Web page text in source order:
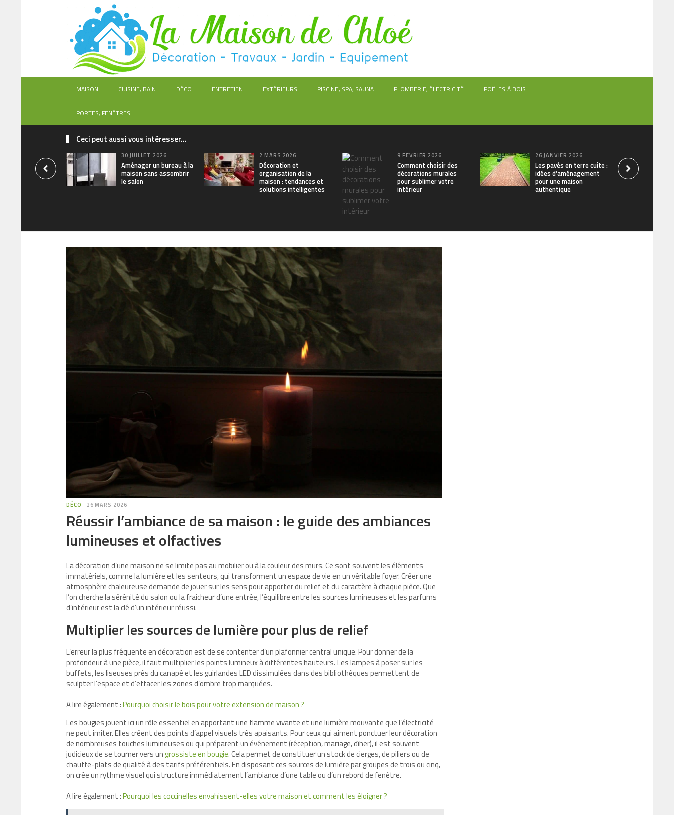
MAISON CUISINE, BAIN DÉCO ENTRETIEN EXTÉRIEURS PISCINE, SPA, SAUNA PLOMBERIE, ÉLECTRICITÉ POÊLES À BOIS
PORTES, FENÊTRES
Ceci peut aussi vous intéresser...
30 JUILLET 2026
Aménager un bureau à la
maison sans assombrir
le salon
2 MARS 2026
Décoration et
organisation de la
maison : tendances et
solutions intelligentes
9 FÉVRIER 2026
Comment choisir des
décorations murales
pour sublimer votre
intérieur
26 JANVIER 2026
Les pavés en terre cuite :
idées d’aménagement
pour une maison
authentique
DÉCO 26 MARS 2026
Réussir l’ambiance de sa maison : le guide des ambiances
lumineuses et olfactives
La décoration d’une maison ne se limite pas au mobilier ou à la couleur des murs. Ce sont souvent les éléments
immatériels, comme la lumière et les senteurs, qui transforment un espace de vie en un véritable foyer. Créer une
atmosphère chaleureuse demande de jouer sur les sens pour apporter du relief et du caractère à chaque pièce. Que
l’on cherche la sérénité du salon ou la fraîcheur d’une entrée, l’équilibre entre les sources lumineuses et les parfums
d’intérieur est la clé d’un intérieur réussi.
Multiplier les sources de lumière pour plus de relief
L’erreur la plus fréquente en décoration est de se contenter d’un plafonnier central unique. Pour donner de la
profondeur à une pièce, il faut multiplier les points lumineux à différentes hauteurs. Les lampes à poser sur les
buffets, les liseuses près du canapé et les guirlandes LED dissimulées dans des bibliothèques permettent de
sculpter l’espace et d’effacer les zones d’ombre trop marquées.
A lire également :Pourquoi choisir le bois pour votre extension de maison ?
Les bougies jouent ici un rôle essentiel en apportant une flamme vivante et une lumière mouvante que l’électricité
ne peut imiter. Elles créent des points d’appel visuels très apaisants. Pour ceux qui aiment ponctuer leur décoration
de nombreuses touches lumineuses ou qui préparent un événement (réception, mariage, dîner), il est souvent
judicieux de se tourner vers ungrossiste en bougie. Cela permet de constituer un stock de cierges, de piliers ou de
chauffe-plats de qualité à des tarifs préférentiels. En disposant ces sources de lumière par groupes de trois ou cinq,
on crée un rythme visuel qui structure immédiatement l’ambiance d’une table ou d’un rebord de fenêtre.
A lire également :Pourquoi les coccinelles envahissent-elles votre maison et comment les éloigner ?